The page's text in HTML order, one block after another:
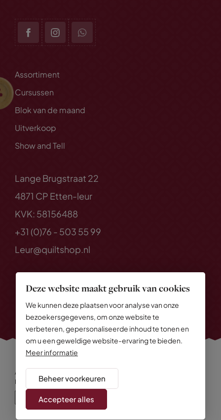
Deze website maakt gebruik van cookies
We kunnen deze plaatsen voor analyse van onze
bezoekersgegevens, om onze website te
verbeteren, gepersonaliseerde inhoud te tonen en
om u een geweldige website-ervaring te bieden.
Meer informatie
Beheer voorkeuren
Accepteer alles
Assortiment
Cursussen
Blok van de maand
Uitverkoop
Show and Tell
Lange Brugstraat 22
4871 CP Etten-leur
KVK: 58156488
+31 (0)76 - 503 55 99
Leur@quiltshop.nl
Alle rechten voorbehouden
Privacy PolicyAlgemene voorwaarden